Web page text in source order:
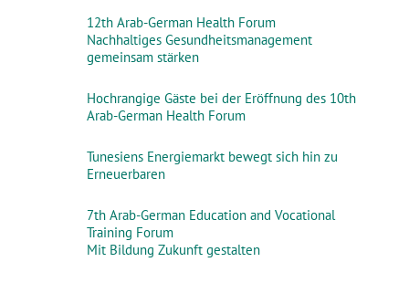
12th Arab-German Health Forum
Nachhaltiges Gesundheitsmanagement
gemeinsam stärken
Hochrangige Gäste bei der Eröffnung des 10th
Arab-German Health Forum
Tunesiens Energiemarkt bewegt sich hin zu
Erneuerbaren
7th Arab-German Education and Vocational
Training Forum
Mit Bildung Zukunft gestalten